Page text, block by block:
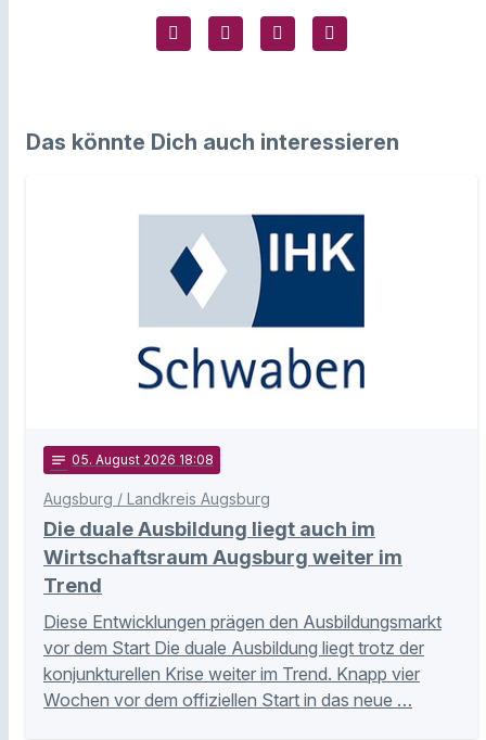
Das könnte Dich auch interessieren
notes 05. August 2026 18:08
Augsburg / Landkreis Augsburg
Die duale Ausbildung liegt auch im
Wirtschaftsraum Augsburg weiter im
Trend
Diese Entwicklungen prägen den Ausbildungsmarkt
vor dem Start Die duale Ausbildung liegt trotz der
konjunkturellen Krise weiter im Trend. Knapp vier
Wochen vor dem offiziellen Start in das neue …